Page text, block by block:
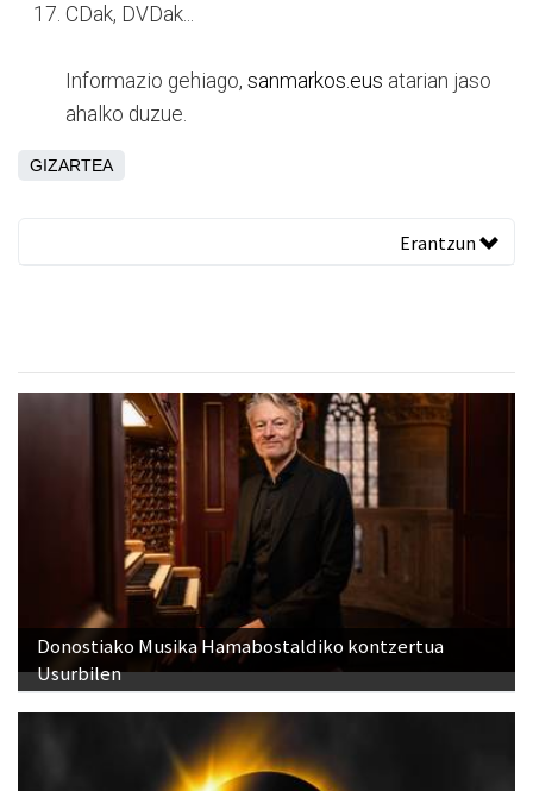
CDak, DVDak...
Informazio gehiago, sanmarkos.eus atarian jaso
ahalko duzue.
GIZARTEA
Erantzun
Donostiako Musika Hamabostaldiko kontzertua
Usurbilen